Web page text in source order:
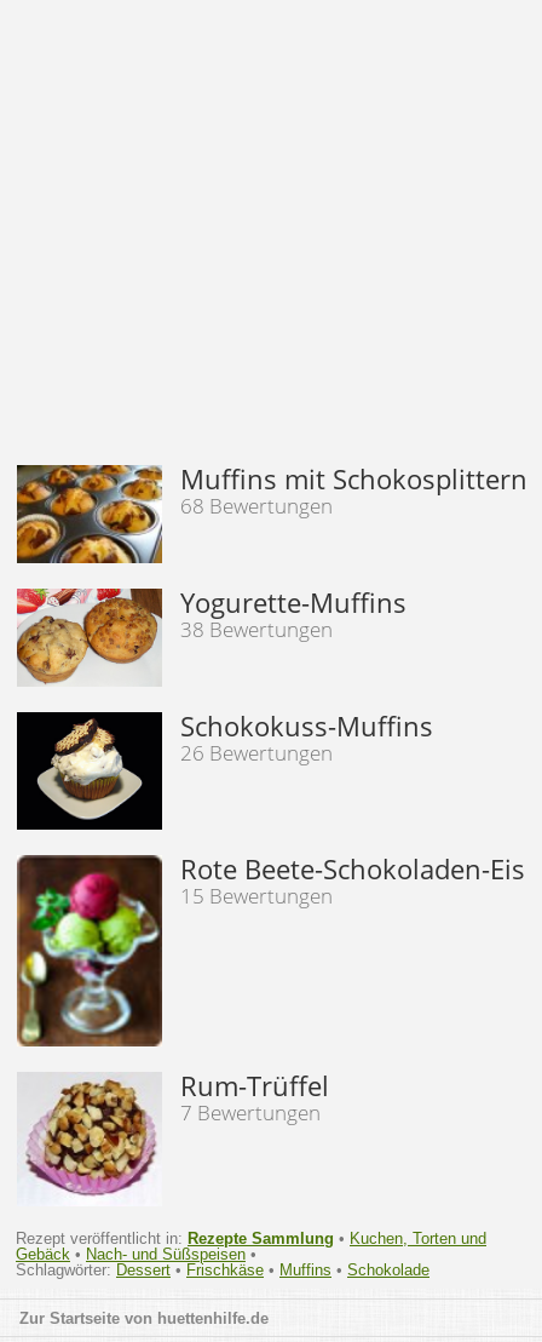
Muffins mit Schokosplittern
68 Bewertungen
Yogurette-Muffins
38 Bewertungen
Schokokuss-Muffins
26 Bewertungen
Rote Beete-Schokoladen-Eis
15 Bewertungen
Rum-Trüffel
7 Bewertungen
Rezept veröffentlicht in: Rezepte Sammlung • Kuchen, Torten und
Gebäck • Nach- und Süßspeisen •
Schlagwörter: Dessert • Frischkäse • Muffins • Schokolade
huettenhilfe.de